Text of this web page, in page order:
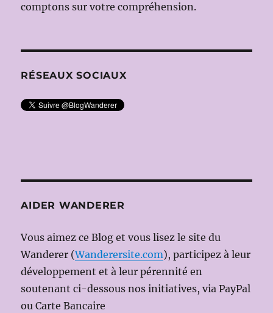
comptons sur votre compréhension.
RÉSEAUX SOCIAUX
AIDER WANDERER
Vous aimez ce Blog et vous lisez le site du
Wanderer (Wanderersite.com), participez à leur
développement et à leur pérennité en
soutenant ci-dessous nos initiatives, via PayPal
ou Carte Bancaire